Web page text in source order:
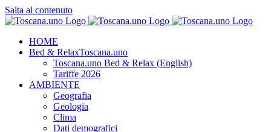
Salta al contenuto
HOME
Bed & RelaxToscana.uno
Toscana.uno Bed & Relax (English)
Tariffe 2026
AMBIENTE
Geografia
Geologia
Clima
Dati demografici